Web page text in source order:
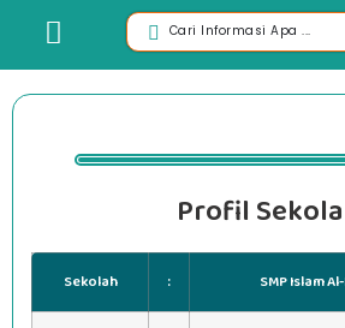
Profil
Sekolah : SMP Islam